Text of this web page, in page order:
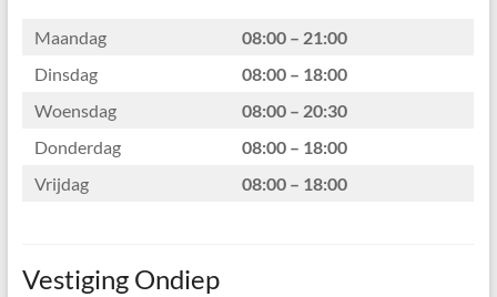
Maandag
08:00 – 21:00
Dinsdag
08:00 – 18:00
Woensdag
08:00 – 20:30
Donderdag
08:00 – 18:00
Vrijdag
08:00 – 18:00
Vestiging Ondiep